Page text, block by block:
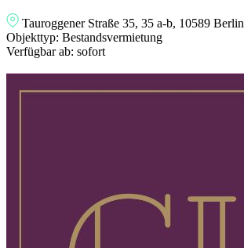
Tauroggener Straße 35, 35 a-b, 10589 Berlin
Objekttyp: Bestandsvermietung
Verfügbar ab: sofort